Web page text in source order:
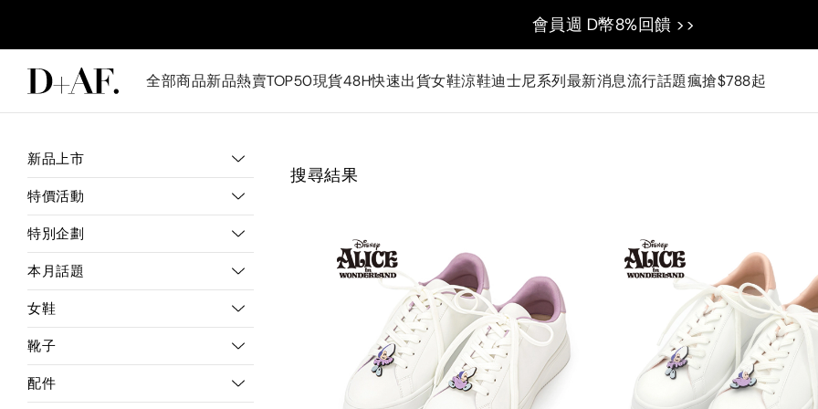
會員週 D幣8%回饋 >>
全部商品新品熱賣TOP50現貨48H快速出貨女鞋涼鞋迪士尼系列最新消息流行話題瘋搶$788起
新品上市
特價活動
特別企劃
本月話題
女鞋
靴子
配件
搜尋結果